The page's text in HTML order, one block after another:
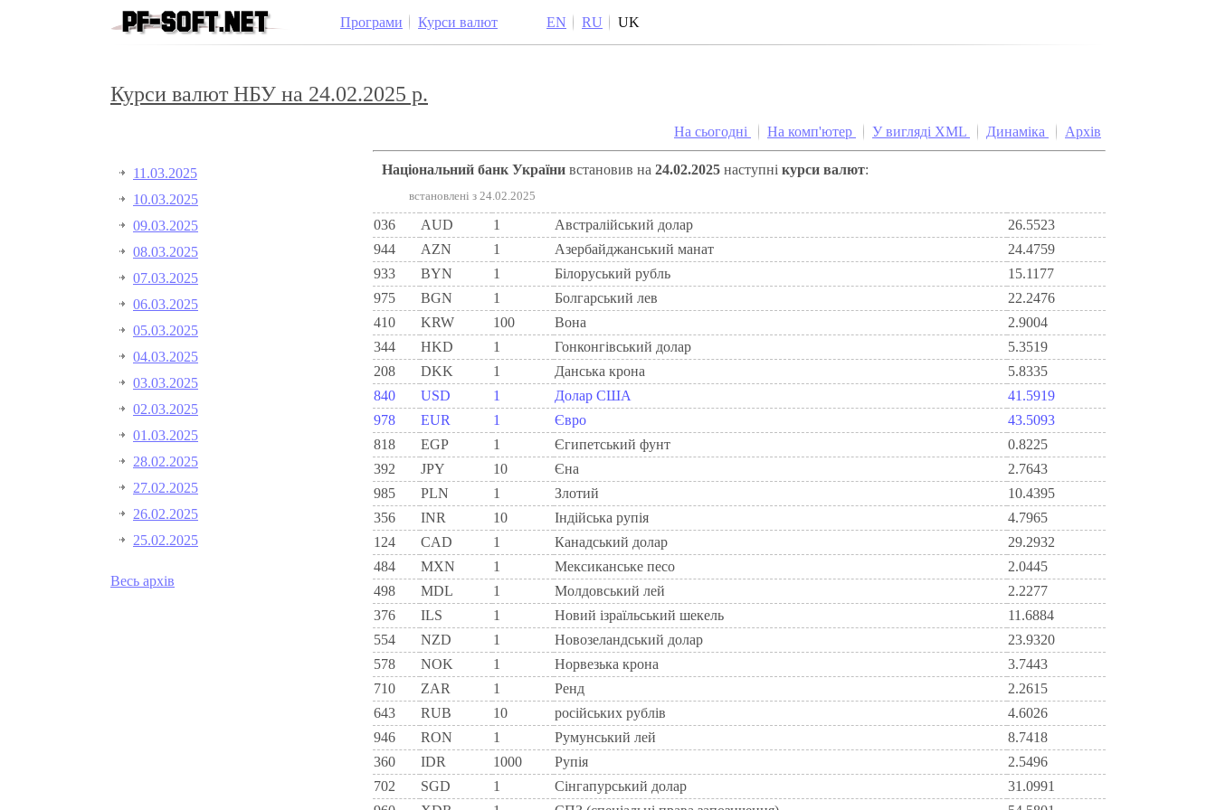
Програми Курси валют EN RU UK
Курси валют НБУ на 24.02.2025 р.
11.03.2025
10.03.2025
09.03.2025
08.03.2025
07.03.2025
06.03.2025
05.03.2025
04.03.2025
03.03.2025
02.03.2025
01.03.2025
28.02.2025
27.02.2025
26.02.2025
25.02.2025
Весь архів
На сьогодні На комп'ютер У вигляді XML Динаміка Архів
Національний банк України встановив на 24.02.2025 наступні курси валют:
встановлені з 24.02.2025
036 AUD 1 Австралійський долар
26.5523
944
AZN 1 Азербайджанський манат
24.4759
933
BYN 1 Бiлоруський рубль
15.1177
975
BGN 1 Болгарський лев
22.2476
410
KRW 100 Вона
2.9004
344
HKD 1 Гонконгівський долар
5.3519
208
DKK 1 Данська крона
5.8335
840
USD 1 Долар США
41.5919
978
EUR 1 Євро
43.5093
818
EGP 1 Єгипетський фунт
0.8225
392
JPY 10 Єна
2.7643
985
PLN 1 Злотий
10.4395
356
INR 10 Індійська рупія
4.7965
124
CAD 1 Канадський долар
29.2932
484
MXN 1 Мексиканське песо
2.0445
498
MDL 1 Молдовський лей
2.2277
376
ILS 1 Новий ізраїльський шекель
11.6884
554
NZD 1 Новозеландський долар
23.9320
578
NOK 1 Норвезька крона
3.7443
710
ZAR 1 Ренд
2.2615
643
RUB 10 російських рублів
4.6026
946
RON 1 Румунський лей
8.7418
360
IDR 1000 Рупія
2.5496
702
SGD 1 Сінгапурський долар
31.0991